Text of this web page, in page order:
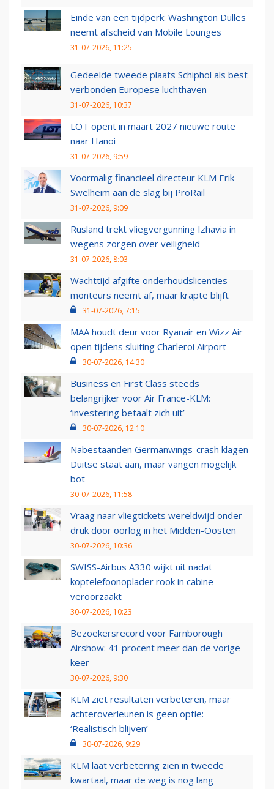
Einde van een tijdperk: Washington Dulles
neemt afscheid van Mobile Lounges
31-07-2026, 11:25
Gedeelde tweede plaats Schiphol als best
verbonden Europese luchthaven
31-07-2026, 10:37
LOT opent in maart 2027 nieuwe route
naar Hanoi
31-07-2026, 9:59
Voormalig financieel directeur KLM Erik
Swelheim aan de slag bij ProRail
31-07-2026, 9:09
Rusland trekt vliegvergunning Izhavia in
wegens zorgen over veiligheid
31-07-2026, 8:03
Wachttijd afgifte onderhoudslicenties
monteurs neemt af, maar krapte blijft
31-07-2026, 7:15
MAA houdt deur voor Ryanair en Wizz Air
open tijdens sluiting Charleroi Airport
30-07-2026, 14:30
Business en First Class steeds
belangrijker voor Air France-KLM:
‘investering betaalt zich uit’
30-07-2026, 12:10
Nabestaanden Germanwings-crash klagen
Duitse staat aan, maar vangen mogelijk
bot
30-07-2026, 11:58
Vraag naar vliegtickets wereldwijd onder
druk door oorlog in het Midden-Oosten
30-07-2026, 10:36
SWISS-Airbus A330 wijkt uit nadat
koptelefoonoplader rook in cabine
veroorzaakt
30-07-2026, 10:23
Bezoekersrecord voor Farnborough
Airshow: 41 procent meer dan de vorige
keer
30-07-2026, 9:30
KLM ziet resultaten verbeteren, maar
achteroverleunen is geen optie:
‘Realistisch blijven’
30-07-2026, 9:29
KLM laat verbetering zien in tweede
kwartaal, maar de weg is nog lang